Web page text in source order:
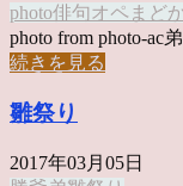
photo俳句オペ まど
photo from photo-ac
続きを見る
雛祭り
2017年03月05日